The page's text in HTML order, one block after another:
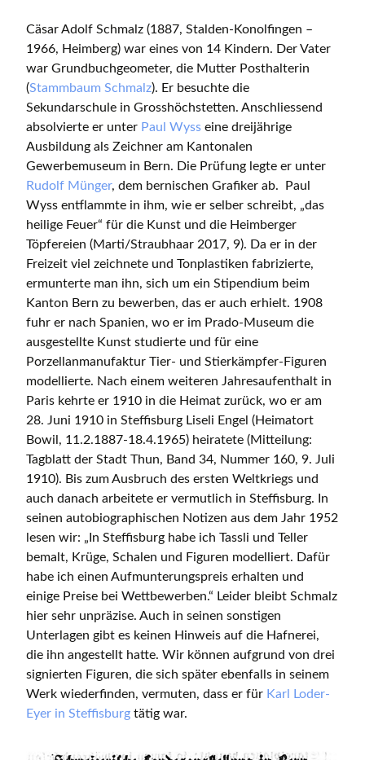
Cäsar Adolf Schmalz (1887, Stalden-Konolfingen –
1966, Heimberg) war eines von 14 Kindern. Der Vater
war Grundbuchgeometer, die Mutter Posthalterin
(Stammbaum Schmalz). Er besuchte die
Sekundarschule in Grosshöchstetten. Anschliessend
absolvierte er unter Paul Wyss eine dreijährige
Ausbildung als Zeichner am Kantonalen
Gewerbemuseum in Bern. Die Prüfung legte er unter
Rudolf Münger, dem bernischen Grafiker ab. Paul
Wyss entflammte in ihm, wie er selber schreibt, „das
heilige Feuer“ für die Kunst und die Heimberger
Töpfereien (Marti/Straubhaar 2017, 9). Da er in der
Freizeit viel zeichnete und Tonplastiken fabrizierte,
ermunterte man ihn, sich um ein Stipendium beim
Kanton Bern zu bewerben, das er auch erhielt. 1908
fuhr er nach Spanien, wo er im Prado-Museum die
ausgestellte Kunst studierte und für eine
Porzellanmanufaktur Tier- und Stierkämpfer-Figuren
modellierte. Nach einem weiteren Jahresaufenthalt in
Paris kehrte er 1910 in die Heimat zurück, wo er am
28. Juni 1910 in Steffisburg Liseli Engel (Heimatort
Bowil, 11.2.1887-18.4.1965) heiratete (Mitteilung:
Tagblatt der Stadt Thun, Band 34, Nummer 160, 9. Juli
1910). Bis zum Ausbruch des ersten Weltkriegs und
auch danach arbeitete er vermutlich in Steffisburg. In
seinen autobiographischen Notizen aus dem Jahr 1952
lesen wir: „In Steffisburg habe ich Tassli und Teller
bemalt, Krüge, Schalen und Figuren modelliert. Dafür
habe ich einen Aufmunterungspreis erhalten und
einige Preise bei Wettbewerben.“ Leider bleibt Schmalz
hier sehr unpräzise. Auch in seinen sonstigen
Unterlagen gibt es keinen Hinweis auf die Hafnerei,
die ihn angestellt hatte. Wir können aufgrund von drei
signierten Figuren, die sich später ebenfalls in seinem
Werk wiederfinden, vermuten, dass er für Karl Loder-
Eyer in Steffisburg tätig war.